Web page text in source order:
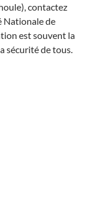
contactez
Nationale de
est souvent la
sécurité de tous.